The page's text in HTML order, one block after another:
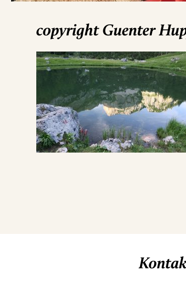
copyright Guenter